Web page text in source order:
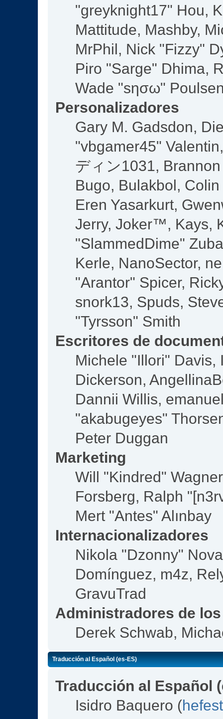
"greyknight17" Hou,
Mattitude, Mashby,
MrPhil, Nick "Fizzy"
Piro "Sarge" Dhima,
Wade "sησω"
Personalizadores
Gary M. Gadsdon,
"vbgamer45"
ディン1031,
Bugo, Bulakbol,
Eren Yasarkurt,
Jerry, Joker™, Kays,
"SlammedDime"
Kerle, NanoSector,
"Arantor" Spicer,
snork13, Spuds,
"Tyrsson" Smith
Escritores de
Michele "Illori" Davis,
Dickerson,
Dannii Willis,
"akabugeyes"
Peter Duggan
Marketing
Will "Kindred"
Forsberg, Ralph
Mert "Antes" Alınbay
Internacionalizadores
Nikola "Dzonny"
Domínguez, m4z,
GravuTrad
Administradores de
Derek Schwab,
Traducción al Español (es-ES)
Traducción al Español
Isidro Baquero (